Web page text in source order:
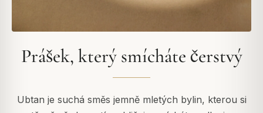
Prášek, který smícháte čerstvý
Ubtan je suchá směs jemně mletých bylin, kterou si